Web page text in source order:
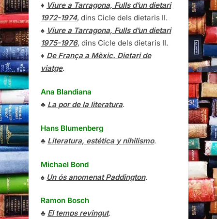
♦ Viure a Tarragona, Fulls d’un dietari
1972-1974, dins Cicle dels dietaris II.
♠ Viure a Tarragona, Fulls d’un dietari
1975-1976, dins Cicle dels dietaris II.
♦ De França a Mèxic. Dietari de
viatge.
Ana Blandiana
♣ La por de la literatura.
Hans Blumenberg
♣ Literatura, estética y nihilismo.
Michael Bond
♠ Un ós anomenat Paddington.
Ramon Bosch
♣ El temps revingut.